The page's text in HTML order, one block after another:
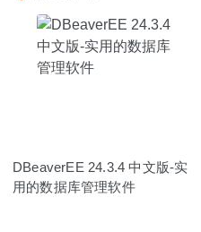
DBeaverEE 24.3.4 中文版-实
用的数据库管理软件